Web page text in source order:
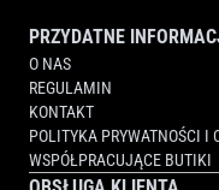
PRZYDATNE
O NAS
REGULAMIN
KONTAKT
POLITYKA PRYWATNOŚCI I
WSPÓŁPRACUJĄCE BUTIKI